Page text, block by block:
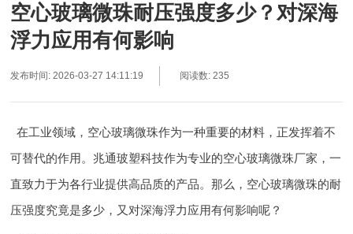
空心玻璃微珠耐压强度多少？对深海
浮力应用有何影响
发布时间: 2026-03-27 14:11:19 阅读数: 235
在工业领域，空心玻璃微珠作为一种重要的材料，正发挥着不
可替代的作用。兆通玻塑科技作为专业的空心玻璃微珠厂家，一
直致力于为各行业提供高品质的产品。那么，空心玻璃微珠的耐
压强度究竟是多少，又对深海浮力应用有何影响呢？